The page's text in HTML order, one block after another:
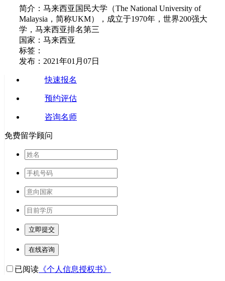
简介：马来西亚国民大学（The National University of
Malaysia，简称UKM），成立于1970年，世界200强大
学，马来西亚排名第三
国家：马来西亚
标签：
发布：2021年01月07日
快速报名
预约评估
咨询名师
免费留学顾问
立即提交
在线咨询
已阅读 《个人信息授权书》